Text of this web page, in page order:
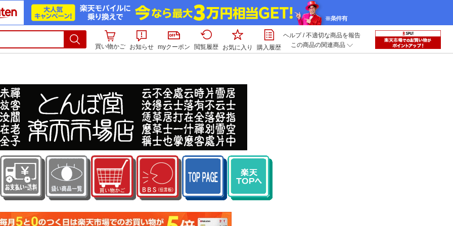
買い物かご お知らせ myクーポン 閲覧履歴 お気に入り 購入履歴
ヘルプ/不適切な商品を報告
この商品の関連商品